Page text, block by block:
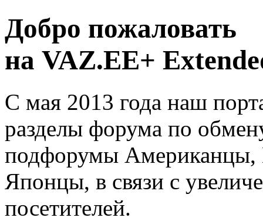
Добро пожаловать
на VAZ.EE+
С мая 2013 года наш
разделы форума по
подфорумы
Японцы, в связи с
посетителей.